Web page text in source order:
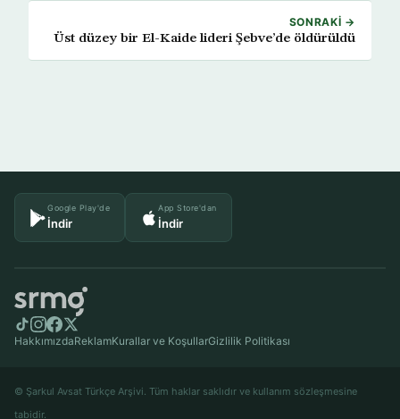
SONRAKI →
Üst düzey bir El-Kaide lideri Şebve’de öldürüldü
Google Play'de
İndir
App Store'dan
İndir
HakkımızdaReklamKurallar ve KoşullarGizlilik Politikası
© Şarkul Avsat Türkçe Arşivi. Tüm haklar saklıdır ve kullanım sözleşmesine
tabidir.